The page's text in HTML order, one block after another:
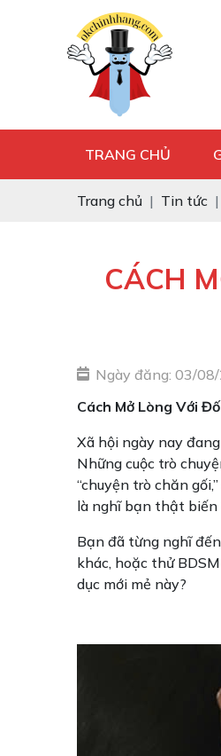
TRANG CHỦ
Trang chủ Tin tức
CÁCH
Ngày đăng: 03/
Cách Mở Lòng Với
Xã hội ngày nay
Những cuộc trò
“chuyện trò chăn
là nghĩ bạn thật biến
Bạn đã từng nghĩ
khác, hoặc thử
dục mới mẻ này?